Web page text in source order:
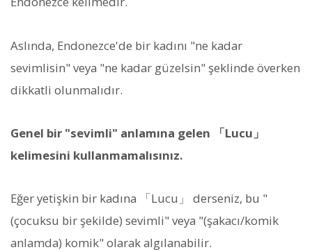
Aslında, Endonezce'de bir kadını "ne kadar
sevimlisin" veya "ne kadar güzelsin" şeklinde överken
dikkatli olunmalıdır.
Genel bir "sevimli" anlamına gelen 「Lucu」
kelimesini kullanmamalısınız.
Eğer yetişkin bir kadına 「Lucu」 derseniz, bu "
(çocuksu bir şekilde) sevimli" veya "(şakacı/komik
anlamda) komik" olarak algılanabilir.